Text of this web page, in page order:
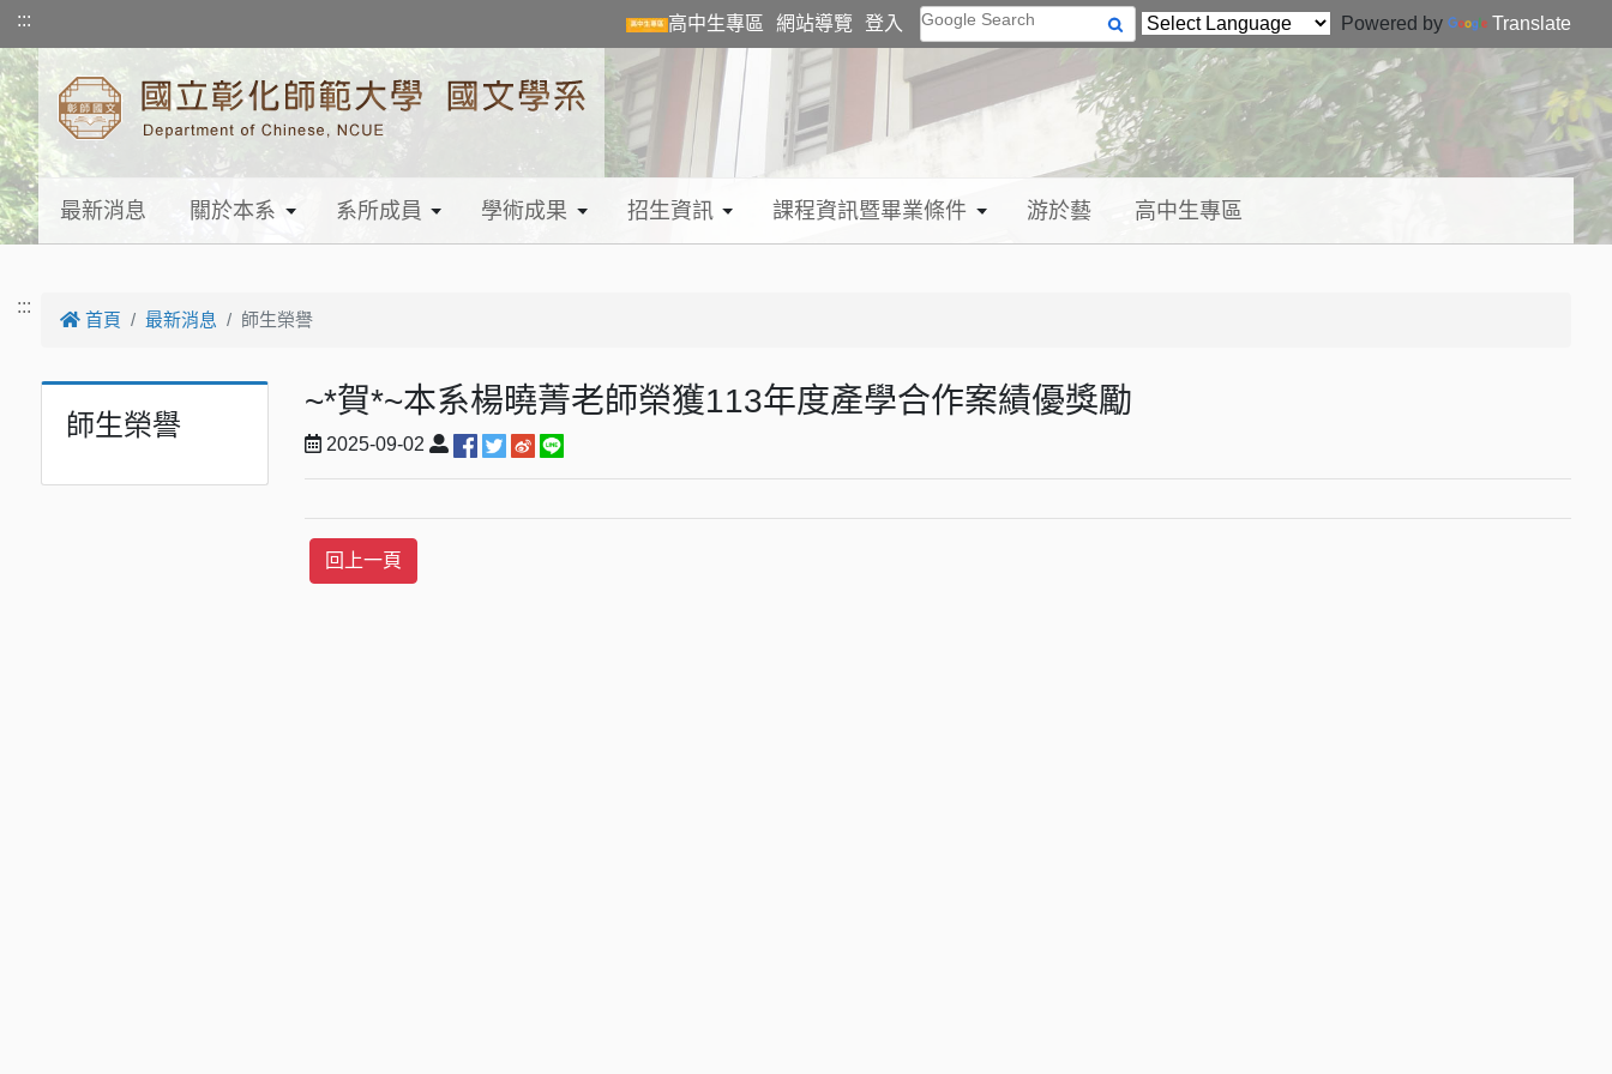
跳到主要內容
::: 高中生專區 網站導覽 登入 Google Search Powered by Translate
最新消息 關於本系 系所成員 學術成果 招生資訊 課程資訊暨畢業條件 游於藝 高中生專區
:::
首頁 最新消息 師生榮譽
師生榮譽
~*賀*~本系楊曉菁老師榮獲113年度產學合作案績優獎勵
2025-09-02